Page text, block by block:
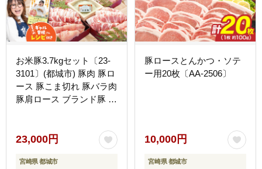
お米豚3.7kgセット〔23-
3101〕(都城市) 豚肉 豚ロ
ース 豚こま切れ 豚バラ肉
豚肩ロース ブランド豚 小
礼品 国産豚肉 国産豚 人
気 しゃぶしゃぶ 国産 宮
崎県産
23,000円
宮崎県 都城市
豚ロースとんかつ・ソテ
ー用20枚〔AA-2506〕
10,000円
宮崎県 都城市